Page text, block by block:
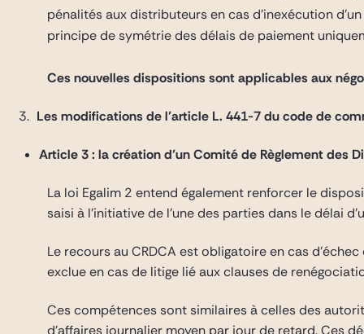
pénalités aux distributeurs en cas d’inexécution
principe de symétrie des délais de paiement
Ces nouvelles dispositions sont applicables aux
Les modifications de l’article L. 441-7 du code de
Article 3 : la création d’un Comité de Règlement des
La loi Egalim 2 entend également renforcer le
saisi à l’initiative de l’une des parties dans le délai
Le recours au CRDCA est obligatoire en cas
exclue en cas de litige lié aux clauses de
Ces compétences sont similaires à celles des
d’affaires journalier moyen par jour de retard. Ces